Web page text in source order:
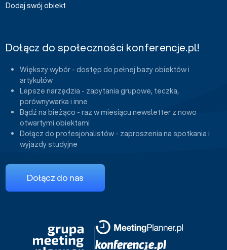
Dodaj swój obiekt
Dołącz do społeczności konferencje.pl!
Większy wybór - dostęp do pełnej bazy obiektów i
artykułów
Lepsze narzędzia - zapytania grupowe, teczka,
porównywarka i inne
Bądź na bieżąco - raz w miesiącu newsletter z nowo
otwartymi obiektami
Dołącz do profesjonalistów - zaproszenia na spotkania i
wyjazdy studyjne
Dołącz do nas